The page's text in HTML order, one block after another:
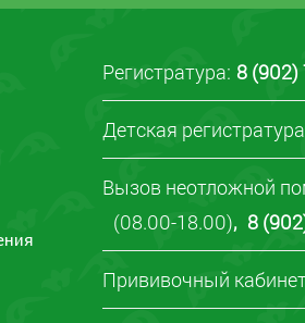
Регистратура: 8 (902)
Детская
Вызов неотложной
(08.00-18.00), 8
Прививочный